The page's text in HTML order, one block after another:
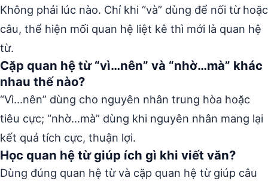
Không phải lúc nào. Chỉ khi “và” dùng để nối từ hoặc
câu, thể hiện mối quan hệ liệt kê thì mới là quan hệ
từ.
Cặp quan hệ từ “vì…nên” và “nhờ…mà” khác
nhau thế nào?
“Vì…nên” dùng cho nguyên nhân trung hòa hoặc
tiêu cực; “nhờ…mà” dùng khi nguyên nhân mang lại
kết quả tích cực, thuận lợi.
Học quan hệ từ giúp ích gì khi viết văn?
Dùng đúng quan hệ từ và cặp quan hệ từ giúp câu